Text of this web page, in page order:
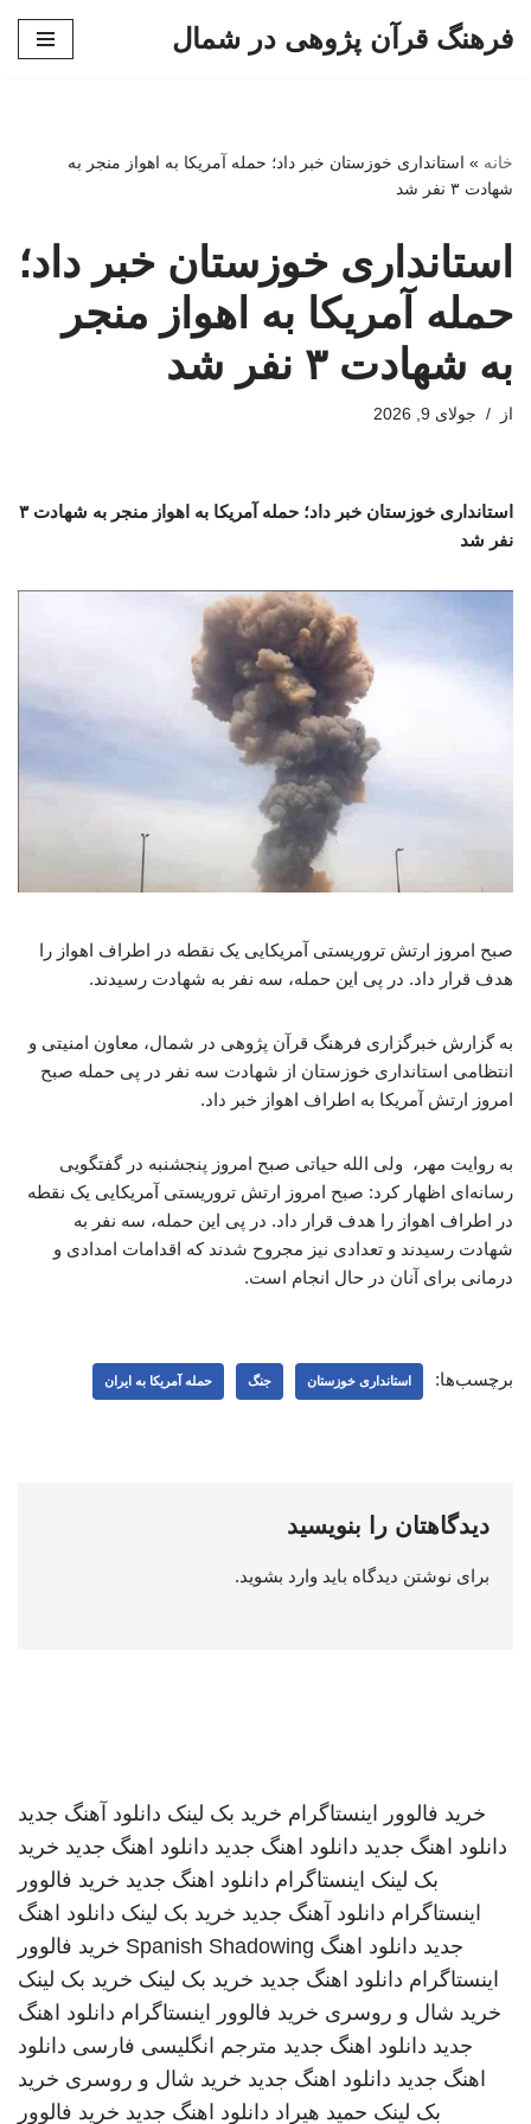
فرهنگ قرآن پژوهی در شمال
خانه » استانداری خوزستان خبر داد؛ حمله آمریکا به اهواز منجر به
شهادت ۳ نفر شد
استانداری خوزستان خبر داد؛
حمله آمریکا به اهواز منجر
به شهادت ۳ نفر شد
از جولای 9, 2026
استانداری خوزستان خبر داد؛ حمله آمریکا به اهواز منجر به شهادت ۳
نفر شد
صبح امروز ارتش تروریستی آمریکایی یک نقطه در اطراف اهواز را
هدف قرار داد. در پی این حمله، سه نفر به شهادت رسیدند.
به گزارش خبرگزاری فرهنگ قرآن پژوهی در شمال، معاون امنیتی و
انتظامی استانداری خوزستان از شهادت سه نفر در پی حمله صبح
امروز ارتش آمریکا به اطراف اهواز خبر داد.
به روایت مهر، ولی الله حیاتی صبح امروز پنجشنبه در گفتگویی
رسانه‌ای اظهار کرد: صبح امروز ارتش تروریستی آمریکایی یک نقطه
در اطراف اهواز را هدف قرار داد. در پی این حمله، سه نفر به
شهادت رسیدند و تعدادی نیز مجروح شدند که اقدامات امدادی و
درمانی برای آنان در حال انجام است.
برچسب‌ها: استانداری خوزستان جنگ حمله آمریکا به ایران
دیدگاهتان را بنویسید
برای نوشتن دیدگاه باید وارد بشوید.
خرید فالوور اینستاگرام خرید بک لینک دانلود آهنگ جدید
دانلود اهنگ جدید دانلود اهنگ جدید دانلود اهنگ جدید خرید
بک لینک اینستاگرام دانلود اهنگ جدید خرید فالوور
اینستاگرام دانلود آهنگ جدید خرید بک لینک دانلود اهنگ
جدید دانلود اهنگ Spanish Shadowing خرید فالوور
اینستاگرام دانلود اهنگ جدید خرید بک لینک خرید بک لینک
خرید شال و روسری خرید فالوور اینستاگرام دانلود اهنگ
جدید دانلود اهنگ جدید مترجم انگلیسی فارسی دانلود
اهنگ جدید دانلود اهنگ جدید خرید شال و روسری خرید
بک لینک حمید هیراد دانلود اهنگ جدید خرید فالوور